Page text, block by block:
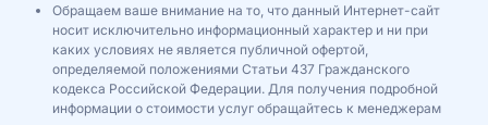
Обращаем ваше внимание на то, что данный Интернет-сайт
носит исключительно информационный характер и ни при
каких условиях не является публичной офертой,
определяемой положениями Статьи 437 Гражданского
кодекса Российской Федерации. Для получения подробной
информации о стоимости услуг обращайтесь к менеджерам